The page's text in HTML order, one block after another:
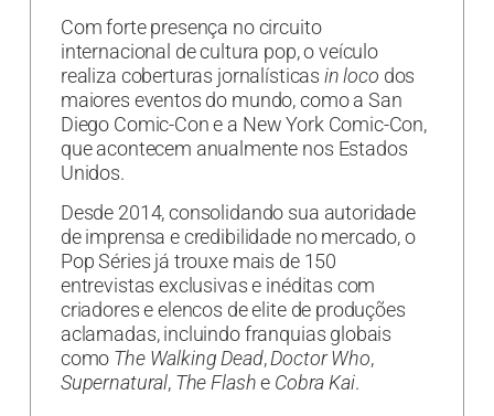
Com forte presença no circuito
internacional de cultura pop, o veículo
realiza coberturas jornalísticas in loco dos
maiores eventos do mundo, como a San
Diego Comic-Con e a New York Comic-Con,
que acontecem anualmente nos Estados
Unidos.
Desde 2014, consolidando sua autoridade
de imprensa e credibilidade no mercado, o
Pop Séries já trouxe mais de 150
entrevistas exclusivas e inéditas com
criadores e elencos de elite de produções
aclamadas, incluindo franquias globais
como The Walking Dead,Doctor Who,
Supernatural, The Flashe Cobra Kai.